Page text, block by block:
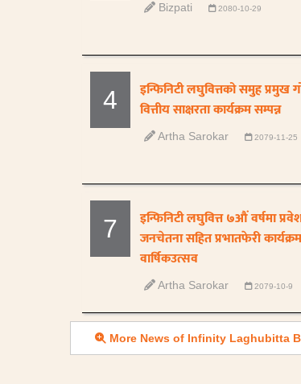
Bizpati 2080-10-29
4
इन्फिनिटी लघुवित्तको समुह प्रमुख
वित्तीय साक्षरता कार्यक्रम सम्पन्न
Artha Sarokar 2079-11-25
7
इन्फिनिटी लघुवित्त ७औं वर्षमा
जनचेतना सहित प्रभातफेरी
वार्षिकउत्सव
Artha Sarokar 2079-10-9
More News of Infinity Laghubitta